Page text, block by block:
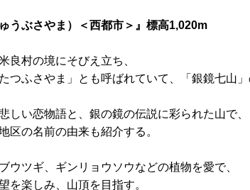
うぶさやま）＜西都市＞』標高1,020m
良村の境にそびえ立ち、
つふさやま」とも呼ばれていて、「銀鏡七山
しい恋物語と、銀の鏡の伝説に彩られた山で、
区の名前の由来も紹介する。
ウツギ、ギンリョウソウなどの植物を愛で、
を楽しみ、山頂を目指す。